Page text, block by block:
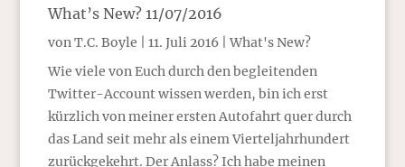
What’s New? 11/07/2016
vonT.C. Boyle 11. Juli 2016|What's New?
Wie viele von Euch durch den begleitenden
Twitter-Account wissen werden, bin ich erst
kürzlich von meiner ersten Autofahrt quer durch
das Land seit mehr als einem Vierteljahrhundert
zurückgekehrt. Der Anlass? Ich habe meinen